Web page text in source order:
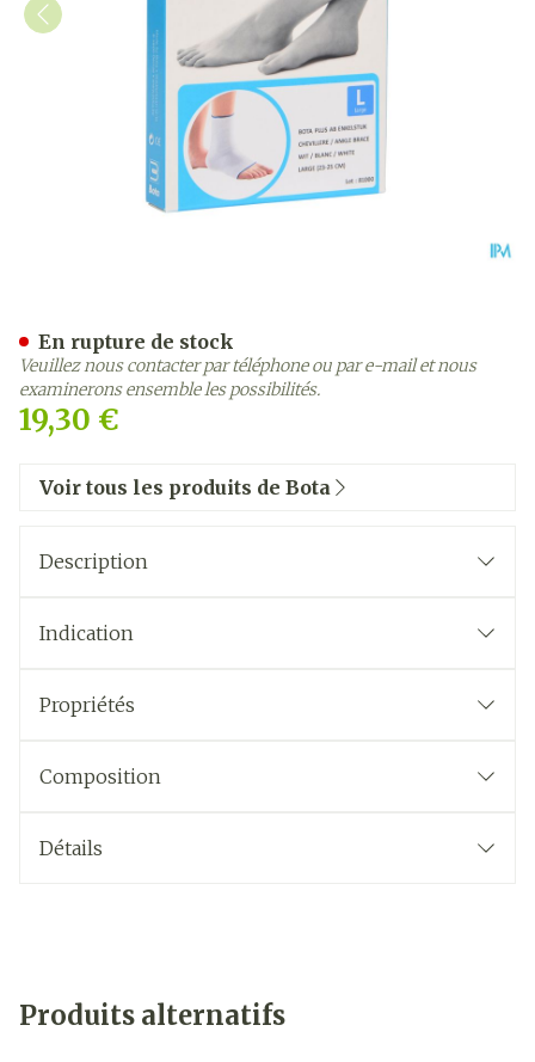
19,30 €
En rupture de stock
Veuillez nous contacter par téléphone ou par e-mail et nous
examinerons ensemble les possibilités.
Voir tous les produits de Bota
Description
Indication
Propriétés
Composition
Détails
Produits alternatifs